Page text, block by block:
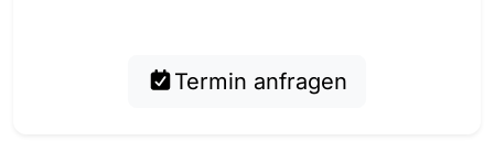
Termin anfragen